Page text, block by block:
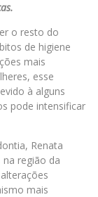
o resto do
de higiene
mais
esse
à alguns
pode intensificar
Renata
região da
mais